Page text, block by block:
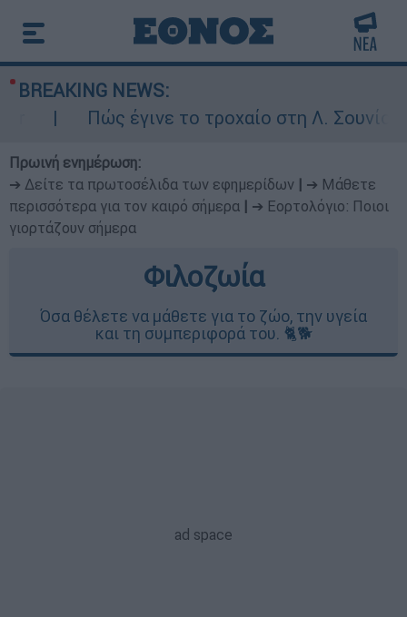
BREAKING NEWS:
Πώς έγινε το τροχαίο στη Λ. Σουνίου:
Πρωινή ενημέρωση:
➔ Δείτε τα πρωτοσέλιδα των εφημερίδων
➔ Μάθετε
περισσότερα για τον καιρό σήμερα
➔ Εορτολόγιο: Ποιοι
γιορτάζουν σήμερα
Φιλοζωία
Όσα θέλετε να μάθετε για το ζώο, την υγεία
και τη συμπεριφορά του. 🐈🐕